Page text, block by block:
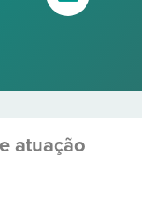
atuação